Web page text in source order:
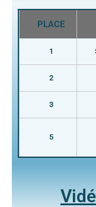
PLACE
1
2
3
5